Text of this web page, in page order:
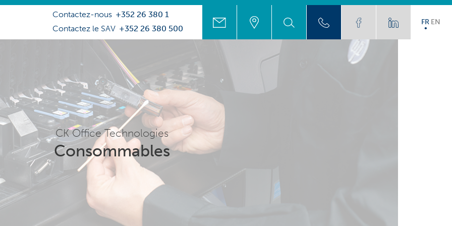
Contactez-nous +352 26 380 1
Contactez le SAV +352 26 380 500
FR EN
CK Office Technologies
Consommables